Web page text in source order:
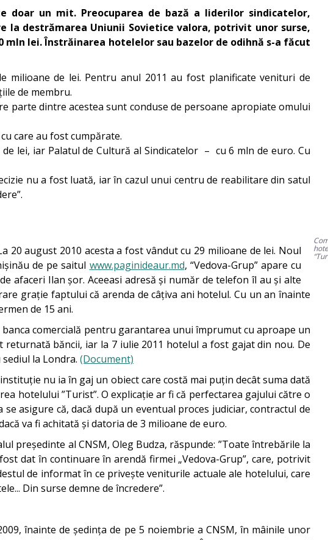
doar un mit. Preocuparea de bază a liderilor sindicatelor,
destrămarea Uniunii Sovietice valora, potrivit unor surse,
lei. Înstrăinarea hotelelor sau bazelor de odihnă s-a făcut
milioane de lei. Pentru anul 2011 au fost planificate venituri de
de membru.
parte dintre acestea sunt conduse de persoane apropiate omului
care au fost cumpărate.
lei, iar Palatul de Cultură al Sindicatelor – cu 6 mln de euro. Cu
nu a fost luată, iar în cazul unui centru de reabilitare din satul
20 august 2010 acesta a fost vândut cu 29 milioane de lei. Noul
de pe saitul www.paginideaur.md, “Vedova-Grup” apare cu
afaceri Ilan șor. Aceeasi adresă și număr de telefon îl au și alte
grație faptului că arenda de câțiva ani hotelul. Cu un an înainte
de 15 ani.
comercială pentru garantarea unui împrumut cu aproape un
băncii, iar la 7 iulie 2011 hotelul a fost gajat din nou. De
sediul la Londra.(Document)
nu ia în gaj un obiect care costă mai puțin decât suma dată
hotelului ”Turist”. O explicație ar fi că perfectarea gajului către o
asigure că, dacă după un eventual proces judiciar, contractul de
va fi achitată și datoria de 3 milioane de euro.
președinte al CNSM, Oleg Budza, răspunde: ”Toate întrebările la
dat în continuare în arendă firmei „Vedova-Grup”, care, potrivit
de informat în ce privește veniturile actuale ale hotelului, care
Din surse demne de încredere”.
înainte de ședința de pe 5 noiembrie a CNSM, în mâinile unor